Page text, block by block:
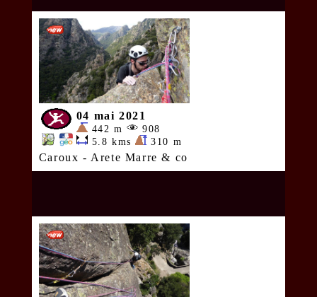
04 mai 2021
442 m
908
5.8 kms
310 m
Caroux - Arete Marre & co